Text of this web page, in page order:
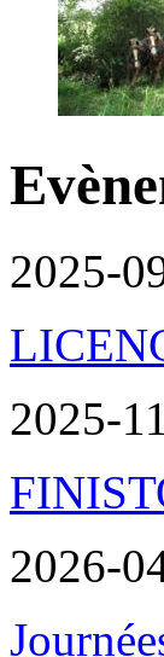
2025-
2025-
2026-